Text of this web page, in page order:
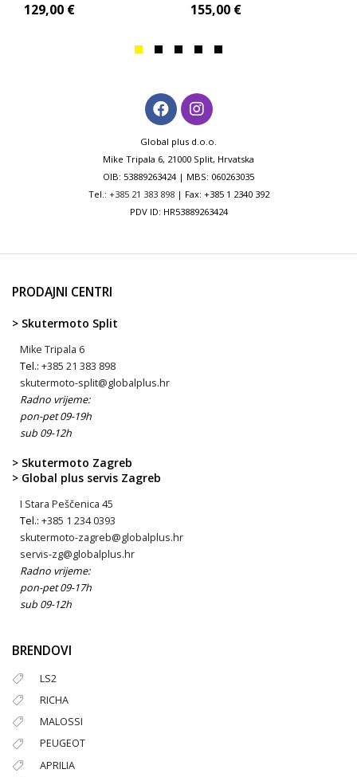
129,00 €
155,00 €
Global plus d.o.o.
Mike Tripala 6, 21000 Split, Hrvatska
OIB: 53889263424 | MBS: 060263035
Tel.: +385 21 383 898| Fax: +385 1 2340 392
PDV ID: HR53889263424
PRODAJNI CENTRI
> Skutermoto Split
Mike Tripala 6
Tel.: +385 21 383 898
skutermoto-split@globalplus.hr
Radno vrijeme:
pon-pet 09-19h
sub 09-12h
> Skutermoto Zagreb
> Global plus servis Zagreb
I Stara Peščenica 45
Tel.: +385 1 234 0393
skutermoto-zagreb@globalplus.hr
servis-zg@globalplus.hr
Radno vrijeme:
pon-pet 09-17h
sub 09-12h
BRENDOVI
LS2
RICHA
MALOSSI
PEUGEOT
APRILIA